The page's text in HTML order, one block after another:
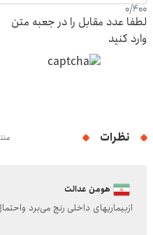
0/400
لطفا عدد مقابل را در جعبه متن
وارد کنید
نظرات
هومن عدالت
ازبیماریهای داخلی رنج می‌برد